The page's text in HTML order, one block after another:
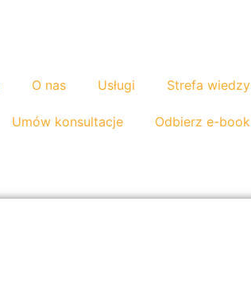
O nas Usługi Strefa wiedzy
Umów konsultacje Odbierz e-book